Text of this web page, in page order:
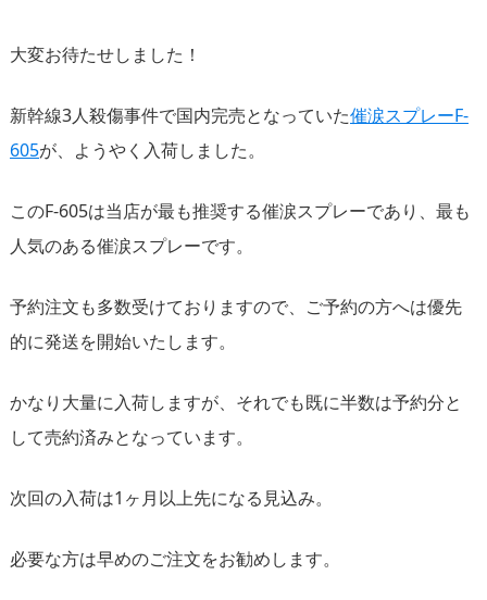
大変お待たせしました！
新幹線3人殺傷事件で国内完売となっていた催涙スプレーF-
605が、ようやく入荷しました。
このF-605は当店が最も推奨する催涙スプレーであり、最も
人気のある催涙スプレーです。
予約注文も多数受けておりますので、ご予約の方へは優先
的に発送を開始いたします。
かなり大量に入荷しますが、それでも既に半数は予約分と
して売約済みとなっています。
次回の入荷は1ヶ月以上先になる見込み。
必要な方は早めのご注文をお勧めします。